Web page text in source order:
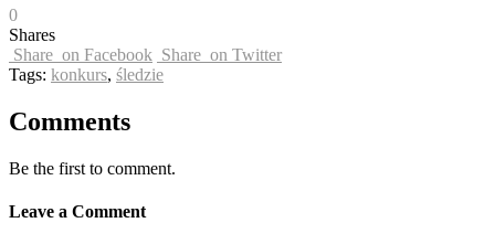
0
Shares
Share on Facebook Share on Twitter
Tags: konkurs, śledzie
Comments
Be the first to comment.
Leave a Comment